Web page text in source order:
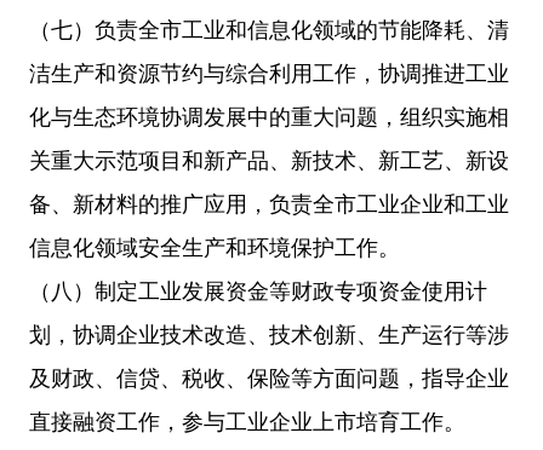
（七）负责全市工业和信息化领域的节能降耗、清
洁生产和资源节约与综合利用工作，协调推进工业
化与生态环境协调发展中的重大问题，组织实施相
关重大示范项目和新产品、新技术、新工艺、新设
备、新材料的推广应用，负责全市工业企业和工业
信息化领域安全生产和环境保护工作。
（八）制定工业发展资金等财政专项资金使用计
划，协调企业技术改造、技术创新、生产运行等涉
及财政、信贷、税收、保险等方面问题，指导企业
直接融资工作，参与工业企业上市培育工作。